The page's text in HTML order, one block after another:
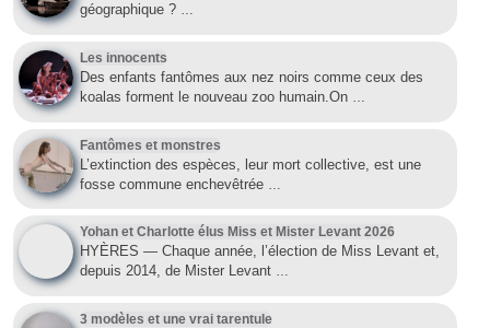
géographique ? …
Les innocents
Des enfants fantômes aux nez noirs comme ceux des
koalas forment le nouveau zoo humain.On …
Fantômes et monstres
L’extinction des espèces, leur mort collective, est une
fosse commune enchevêtrée
Yohan et Charlotte élus Miss et Mister Levant 2026
HYÈRES — Chaque année, l’élection de Miss Levant et,
depuis 2014, de Mister Levant …
3 modèles et une vrai tarentule